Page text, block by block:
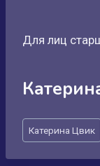
Для лиц
Метки
записи:
Катерина Цвик